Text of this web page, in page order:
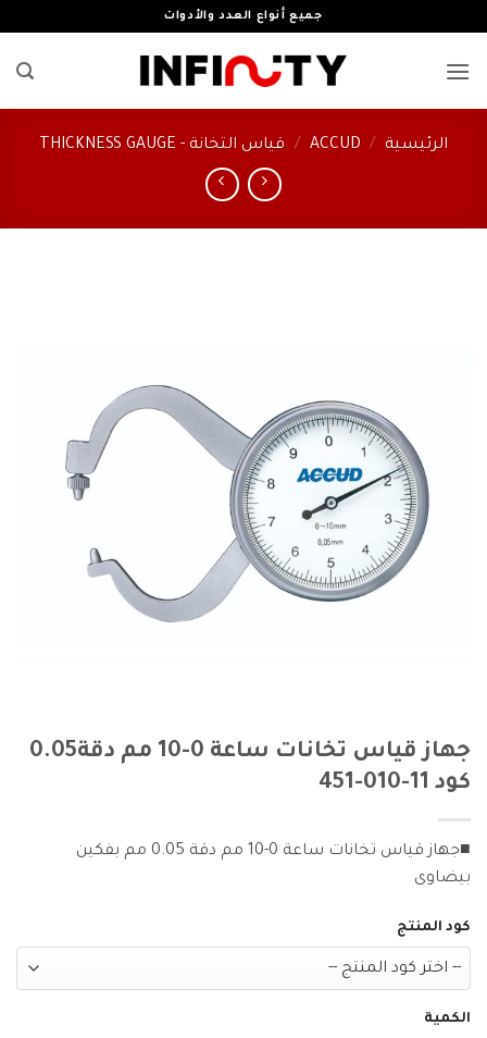
جميع أنواع العدد والأدوات
الرئيسية /
ACCUD
/ قياس التخانة - THICKNESS GAUGE
جهاز قياس تخانات ساعة 0-10 مم دقة0.05
كود 11-010-451
■جهاز قياس تخانات ساعة 0-10 مم دقة 0.05 مم بفكين
بيضاوى
كود المنتج
الكمية